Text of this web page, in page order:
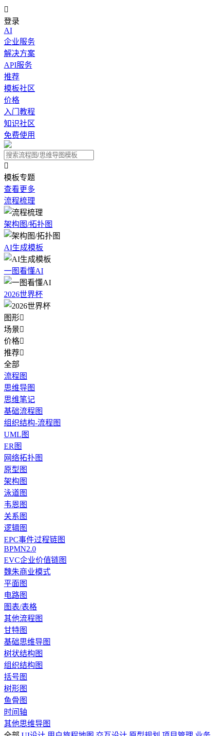

登录
AI
企业服务
解决方案
API服务
推荐
模板社区
价格
入门教程
知识社区
免费使用

模板专题
查看更多
流程梳理
架构图/拓扑图
AI生成模板
一图看懂AI
2026世界杯
图形
场景
价格
推荐
全部
流程图
思维导图
思维笔记
基础流程图
组织结构-流程图
UML图
ER图
网络拓扑图
原型图
架构图
泳道图
韦恩图
关系图
逻辑图
EPC事件过程链图
BPMN2.0
EVC企业价值链图
魏朱商业模式
平面图
电路图
图表/表格
其他流程图
甘特图
基础思维导图
树状结构图
组织结构图
括号图
树形图
鱼骨图
时间轴
其他思维导图